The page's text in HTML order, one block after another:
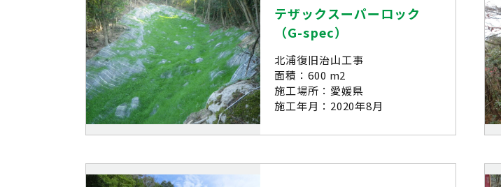
テザックスーパーロック
（G-spec）
北浦復旧治山工事
面積：600 m2
施工場所：愛媛県
施工年月：2020年8月